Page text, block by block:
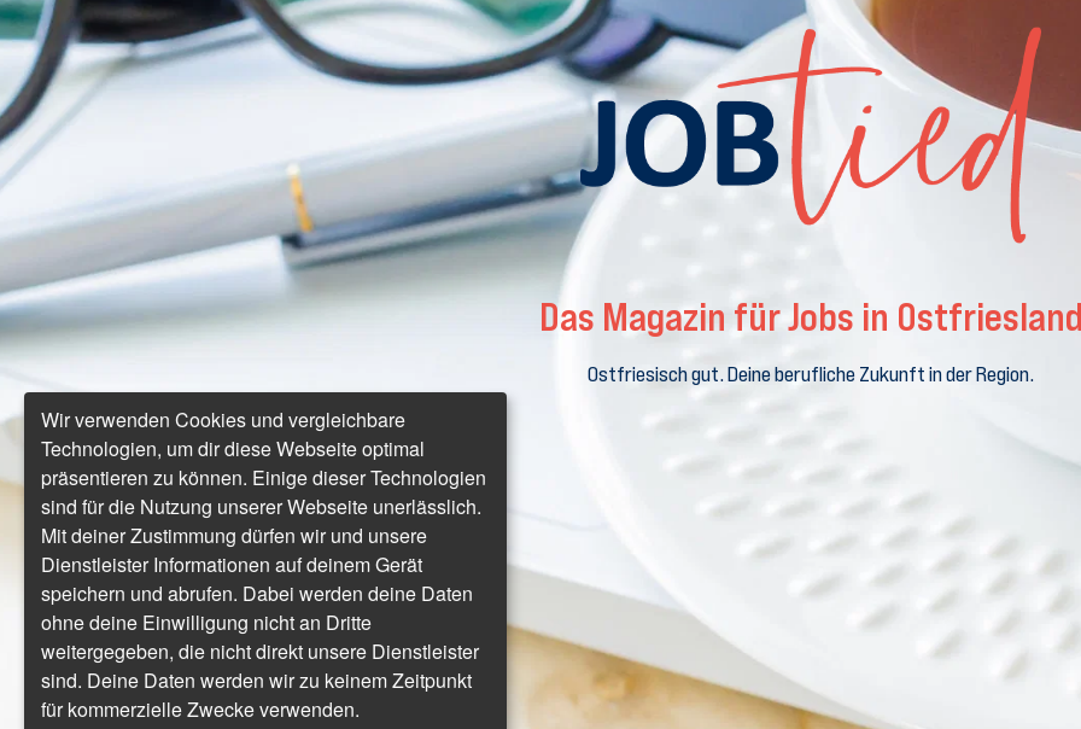
Das Magazin für Jobs in
Ostfriesisch gut. Deine berufliche Zukunft in der Region.
Wir verwenden Cookies und vergleichbare
Technologien, um dir diese Webseite optimal
präsentieren zu können. Einige dieser Technologien
sind für die Nutzung unserer Webseite unerlässlich.
Mit deiner Zustimmung dürfen wir und unsere
Dienstleister Informationen auf deinem Gerät
speichern und abrufen. Dabei werden deine Daten
ohne deine Einwilligung nicht an Dritte
weitergegeben, die nicht direkt unsere Dienstleister
sind. Deine Daten werden wir zu keinem Zeitpunkt
für kommerzielle Zwecke verwenden.